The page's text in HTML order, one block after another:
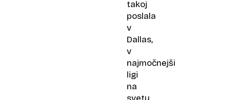
takoj
poslala
v
Dallas,
v
najmočnejši
ligi
na